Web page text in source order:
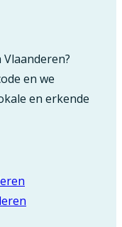
en we
en erkende